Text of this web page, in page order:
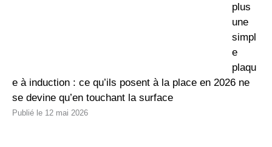
plus
une
simpl
e
plaqu
e à induction : ce qu’ils posent à la place en 2026 ne
se devine qu’en touchant la surface
12 mai 2026